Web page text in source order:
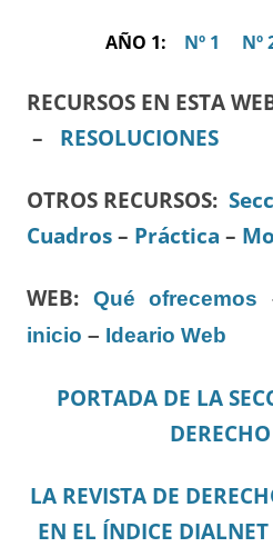
AÑO 1: Nº 1 Nº
RECURSOS EN ESTA
– RESOLUCIONES
OTROS RECURSOS:
Cuadros – Práctica –
WEB: Qué ofrecemos
inicio – Ideario Web
PORTADA DE LA
LA REVISTA DE
EN EL ÍNDICE